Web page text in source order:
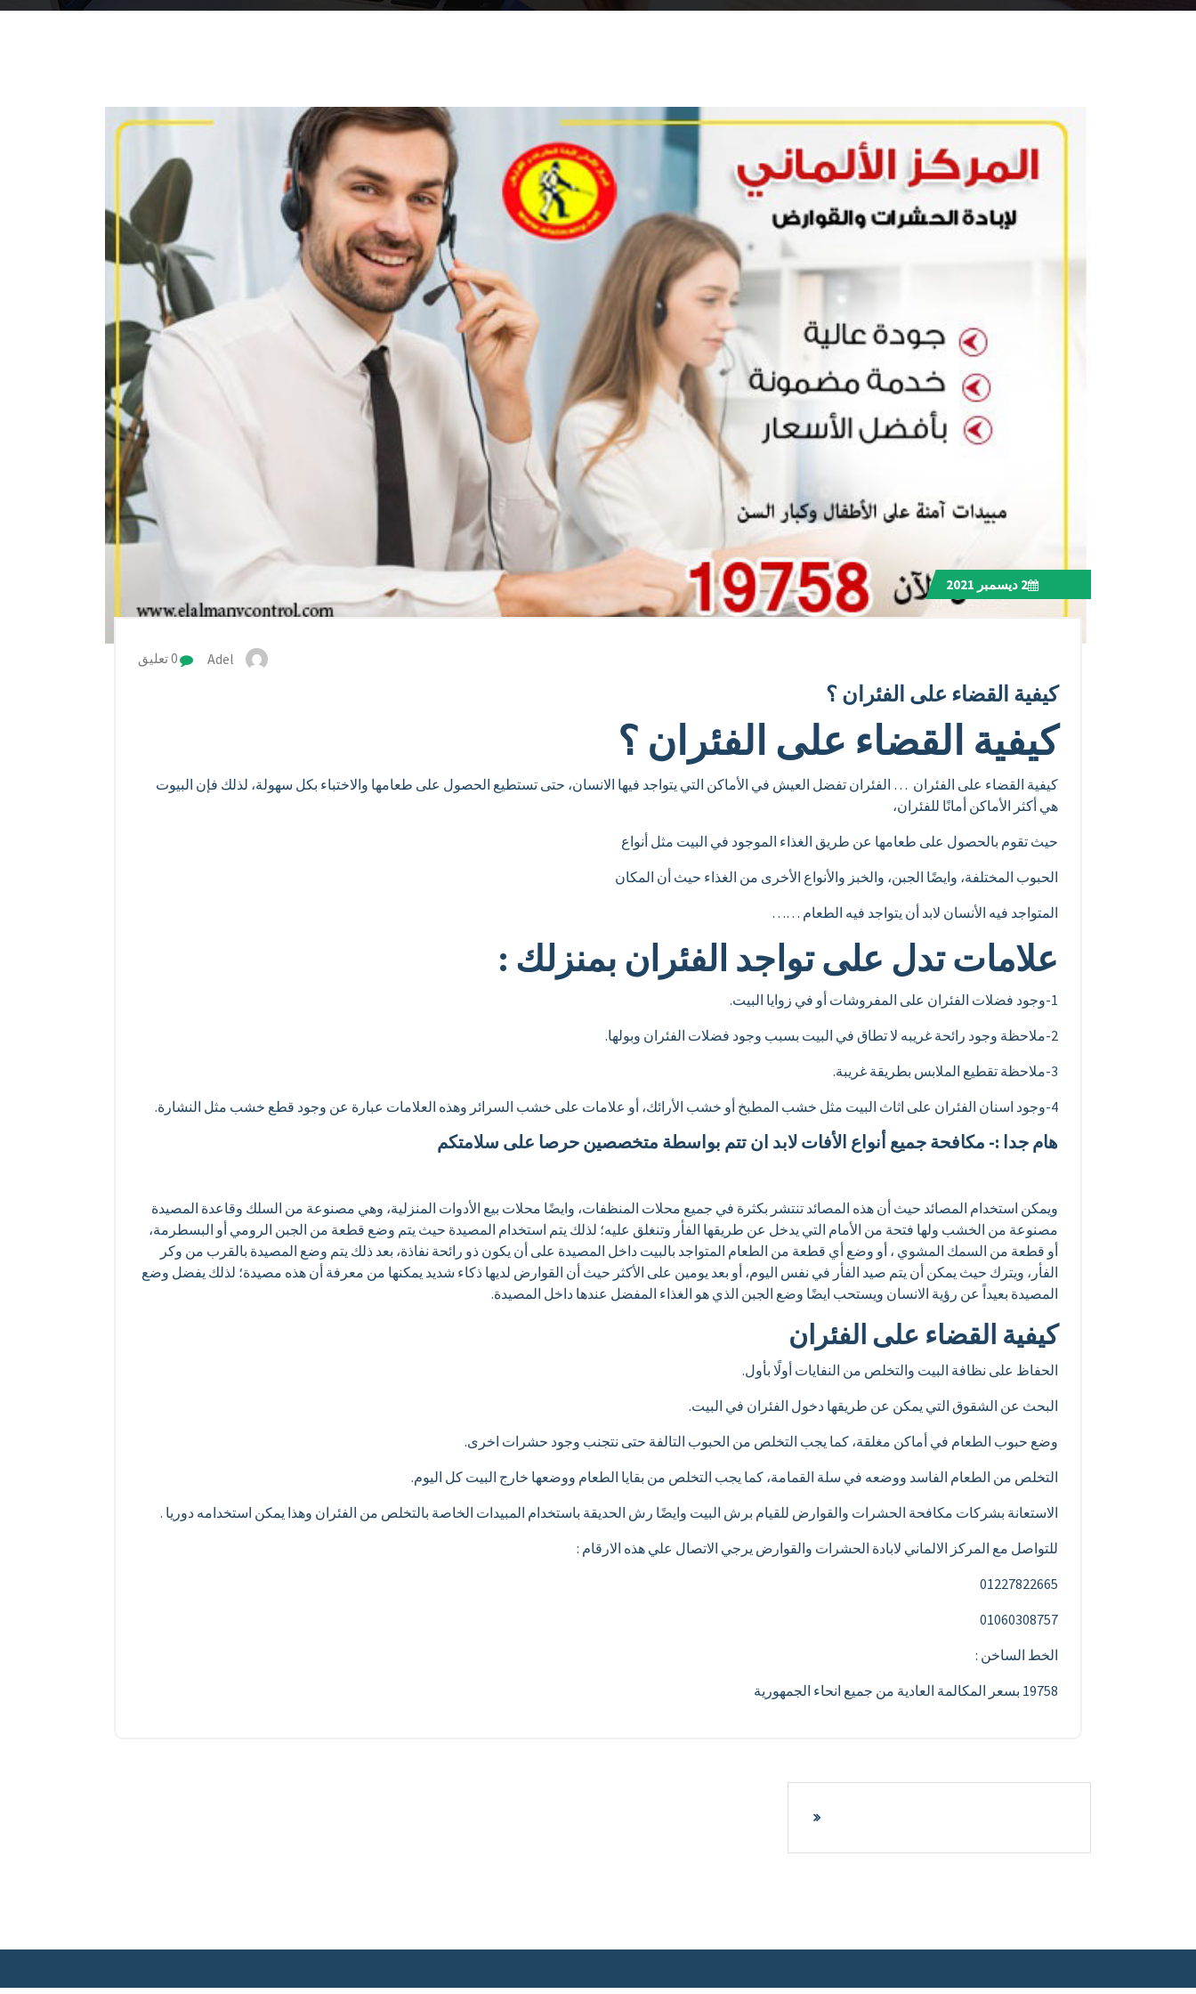
2 ديسمبر 2021
Adel
كيفية القضاء على الفئران ؟
كيفية القضاء على الفئران ؟
كيفية القضاء على الفئران … الفئران تفضل العيش في الأماكن التي يتواجد فيها الانسان، حتى تستطيع الحصول على طعامها والاختباء بكل سهولة، لذلك فإن البيوت
هي أكثر الأماكن أمانًا للفئران،
حيث تقوم بالحصول على طعامها عن طريق الغذاء الموجود في البيت مثل أنواع
الحبوب المختلفة، وايضًا الجبن، والخبز والأنواع الأخرى من الغذاء حيث أن المكان
المتواجد فيه الأنسان لابد أن يتواجد فيه الطعام ……
علامات تدل على تواجد الفئران بمنزلك :
1-وجود فضلات الفئران على المفروشات أو في زوايا البيت.
2-ملاحظة وجود رائحة غريبه لا تطاق في البيت بسبب وجود فضلات الفئران وبولها.
3-ملاحظة تقطيع الملابس بطريقة غريبة.
4-وجود اسنان الفئران على اثاث البيت مثل خشب المطبخ أو خشب الأرائك، أو علامات على خشب السرائر وهذه العلامات عبارة عن وجود قطع خشب مثل النشارة.
هام جدا :- مكافحة جميع أنواع الأفات لابد ان تتم بواسطة متخصصين حرصا على سلامتكم
ويمكن استخدام المصائد حيث أن هذه المصائد تنتشر بكثرة في جميع محلات المنظفات، وايضًا محلات بيع الأدوات المنزلية، وهي مصنوعة من السلك وقاعدة المصيدة
مصنوعة من الخشب ولها فتحة من الأمام التي يدخل عن طريقها الفأر وتنغلق عليه؛ لذلك يتم استخدام المصيدة حيث يتم وضع قطعة من الجبن الرومي أو البسطرمة،
أو قطعة من السمك المشوي ، أو وضع أي قطعة من الطعام المتواجد بالبيت داخل المصيدة على أن يكون ذو رائحة نفاذة، بعد ذلك يتم وضع المصيدة بالقرب من وكر
الفأر، ويترك حيث يمكن أن يتم صيد الفأر في نفس اليوم، أو بعد يومين على الأكثر حيث أن القوارض لديها ذكاء شديد يمكنها من معرفة أن هذه مصيدة؛ لذلك يفضل وضع
المصيدة بعيداً عن رؤية الانسان ويستحب ايضًا وضع الجبن الذي هو الغذاء المفضل عندها داخل المصيدة.
كيفية القضاء على الفئران
الحفاظ على نظافة البيت والتخلص من النفايات أولًا بأول.
البحث عن الشقوق التي يمكن عن طريقها دخول الفئران في البيت.
وضع حبوب الطعام في أماكن مغلقة، كما يجب التخلص من الحبوب التالفة حتى نتجنب وجود حشرات اخرى.
التخلص من الطعام الفاسد ووضعه في سلة القمامة، كما يجب التخلص من بقايا الطعام ووضعها خارج البيت كل اليوم.
الاستعانة بشركات مكافحة الحشرات والقوارض للقيام برش البيت وايضًا رش الحديقة باستخدام المبيدات الخاصة بالتخلص من الفئران وهذا يمكن استخدامه دوريا .
للتواصل مع المركز الالماني لابادة الحشرات والقوارض يرجي الاتصال علي هذه الارقام :
01227822665
01060308757
الخط الساخن :
19758 بسعر المكالمة العادية من جميع انحاء الجمهورية